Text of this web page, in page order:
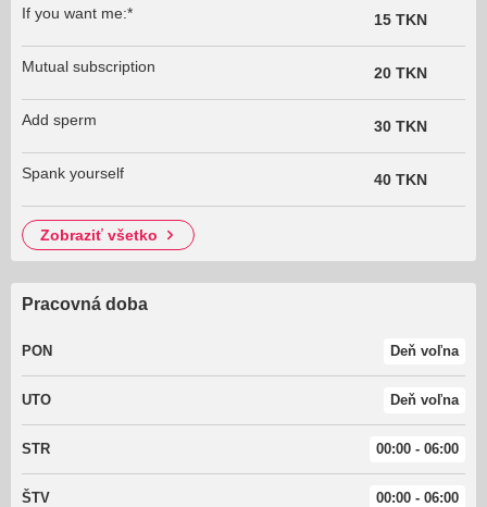
If you want me:* 15 TKN
Mutual subscription 20 TKN
Add sperm 30 TKN
Spank yourself 40 TKN
zobraziť všetko
Pracovná doba
PON Deň voľna
UTO Deň voľna
STR 00:00 - 06:00
ŠTV 00:00 - 06:00